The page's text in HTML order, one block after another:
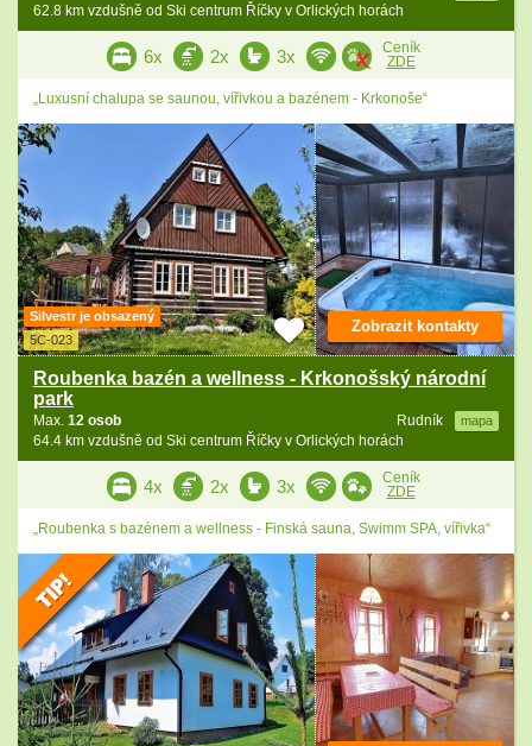
62.8 km vzdušně od Ski centrum Říčky v Orlických horách
6x 2x 3x
Ceník
ZDE
„Luxusní chalupa se saunou, vířivkou a bazénem - Krkonoše“
Silvestr je obsazený
5C-023
Roubenka bazén a wellness - Krkonošský národní
park
Rudník mapa
Max. 12 osob
64.4 km vzdušně od Ski centrum Říčky v Orlických horách
Zobrazit kontakty
4x 2x 3x
Ceník
ZDE
„Roubenka s bazénem a wellness - Finská sauna, Swimm SPA, vířivka“